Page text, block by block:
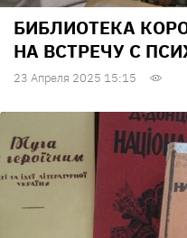
БИБЛИОТЕКА
НА ВСТРЕЧУ С
23 Апреля 2025 15:15